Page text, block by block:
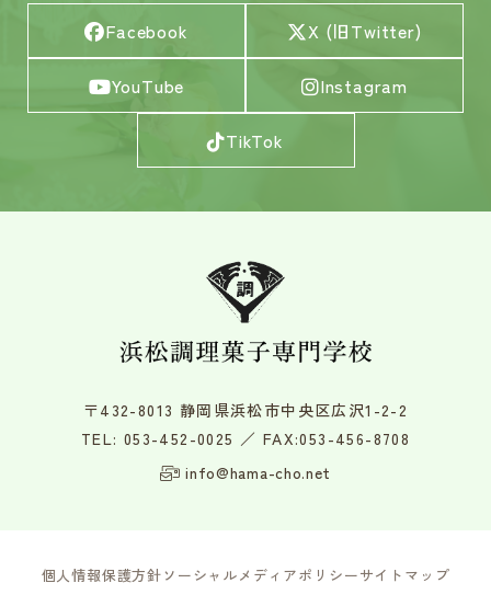
Facebook X (旧Twitter)
YouTube Instagram
TikTok
〒432-8013 静岡県浜松市中央区広沢1-2-2
TEL: 053-452-0025 ／ FAX:053-456-8708
info@hama-cho.net
個人情報保護方針ソーシャルメディアポリシーサイトマップ